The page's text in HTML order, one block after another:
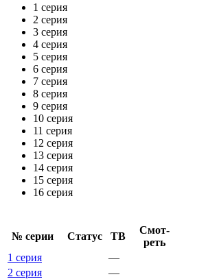
1 серия
2 серия
3 серия
4 серия
5 серия
6 серия
7 серия
8 серия
9 серия
10 серия
11 серия
12 серия
13 серия
14 серия
15 серия
16 серия
№ се­рии Ста­тус ТВ
Смот­
реть
1 серия
—
2 серия
—